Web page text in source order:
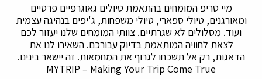
מיי טריפ המומחים בהתאמת טיולים גאוגרפיים פרטיים
ומאורגנים, טיולי ספארי, טיולי משפחות, ג'יפים בנהיגה עצמית
ועוד. מסלולים לא שגרתיים. צוותי המומחים שלנו יעזור לכם
לצאת לחוויה המותאמת בדיוק עבורכם. השאירו לנו את
הדאגות, רק אל תשכחו לגרוף את המחמאות. זה יישאר בינינו.
MYTRIP – Making Your Trip Come True